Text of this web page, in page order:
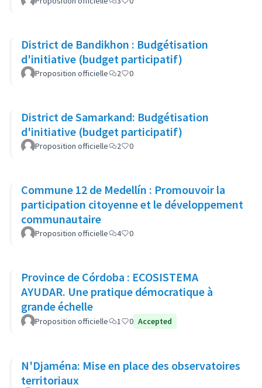
District de Bandikhon : Budgétisation
d'initiative (budget participatif)
Proposition officielle 2 0
District de Samarkand: Budgétisation
d'initiative (budget participatif)
Proposition officielle 2 0
Commune 12 de Medellín : Promouvoir la
participation citoyenne et le développement
communautaire
Proposition officielle 4 0
Province de Córdoba : ECOSISTEMA
AYUDAR. Une pratique démocratique à
grande échelle
Proposition officielle 1 0 Accepted
N'Djaména: Mise en place des observatoires
territoriaux